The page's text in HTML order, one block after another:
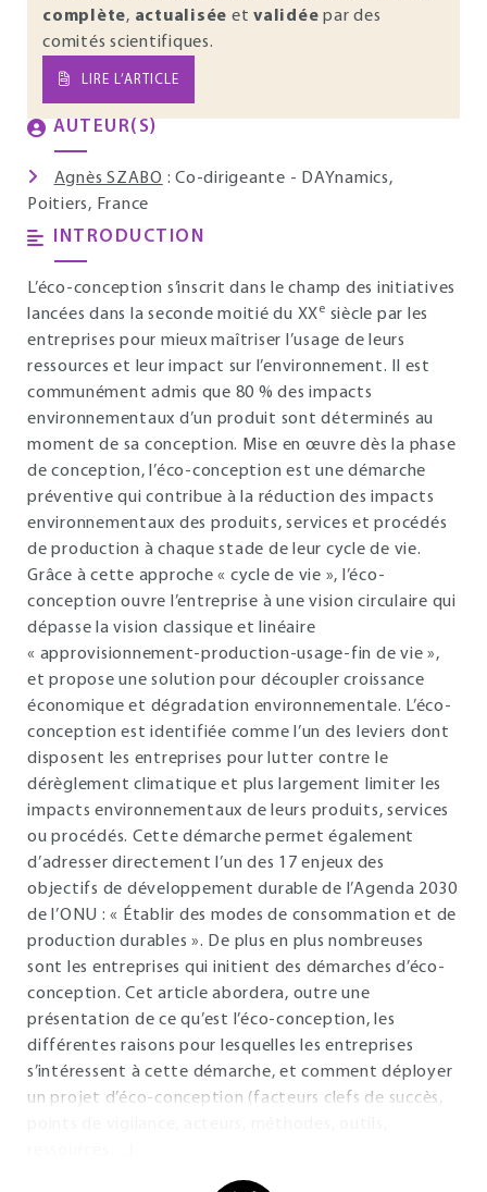
complète, actualisée et validée par des
comités scientifiques.
LIRE L’ARTICLE
AUTEUR(S)
Agnès SZABO : Co-dirigeante - DAYnamics,
Poitiers, France
INTRODUCTION
L’éco-conception s’inscrit dans le champ des initiatives
lancées dans la seconde moitié du XXe siècle par les
entreprises pour mieux maîtriser l’usage de leurs
ressources et leur impact sur l’environnement. Il est
communément admis que 80 % des impacts
environnementaux d’un produit sont déterminés au
moment de sa conception. Mise en œuvre dès la phase
de conception, l’éco-conception est une démarche
préventive qui contribue à la réduction des impacts
environnementaux des produits, services et procédés
de production à chaque stade de leur cycle de vie.
Grâce à cette approche « cycle de vie », l’éco-
conception ouvre l’entreprise à une vision circulaire qui
dépasse la vision classique et linéaire
« approvisionnement-production-usage-fin de vie »,
et propose une solution pour découpler croissance
économique et dégradation environnementale. L’éco-
conception est identifiée comme l’un des leviers dont
disposent les entreprises pour lutter contre le
dérèglement climatique et plus largement limiter les
impacts environnementaux de leurs produits, services
ou procédés. Cette démarche permet également
d’adresser directement l’un des 17 enjeux des
objectifs de développement durable de l’Agenda 2030
de l’ONU : « Établir des modes de consommation et de
production durables ». De plus en plus nombreuses
sont les entreprises qui initient des démarches d’éco-
conception. Cet article abordera, outre une
présentation de ce qu’est l’éco-conception, les
différentes raisons pour lesquelles les entreprises
s’intéressent à cette démarche, et comment déployer
un projet d’éco-conception (facteurs clefs de succès,